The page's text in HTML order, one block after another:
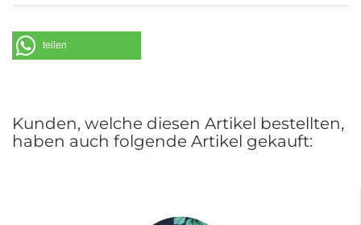
Telefon: +49 (0) 68 64 / 81 0
teilen
Kunden, welche diesen Artikel bestellten,
haben auch folgende Artikel gekauft: